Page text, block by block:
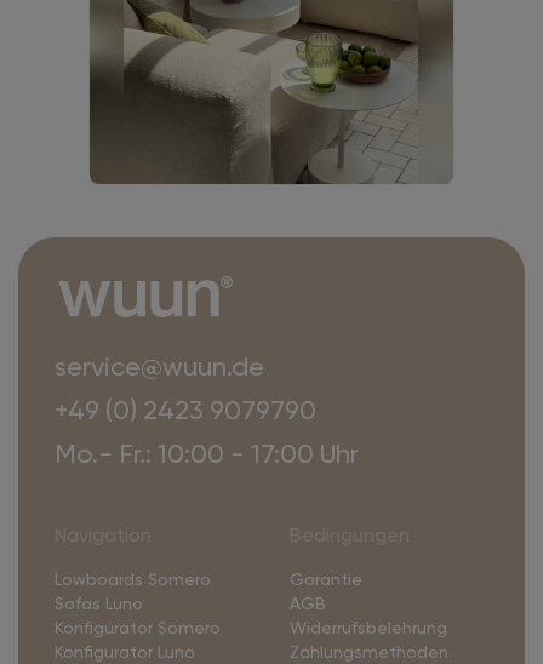
service@wuun.de
+49 (0) 2423 9079790
Mo.- Fr.: 10:00 - 17:00 Uhr
Lowboards Somero
Sofas Luno
Konfigurator Somero
Konfigurator Luno
Garantie
AGB
Widerrufsbelehrung
Zahlungsmethoden